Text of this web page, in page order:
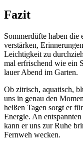
Fazit
Sommerdüfte haben
verstärken,
Leichtigkeit zu
mal erfrischend wie ein
lauer Abend im Garten.
Ob zitrisch, aquatisch,
uns in genau den
heißen Tagen sorgt er
Energie. An
kann er uns zur Ruhe
Fernweh wecken.